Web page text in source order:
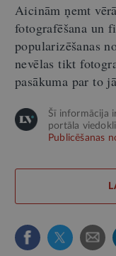
Aicinām ņemt
fotografēšana un
popularizēšanas
nevēlas tikt
pasākuma par to
Šī informācija
portāla
Publicēšanas